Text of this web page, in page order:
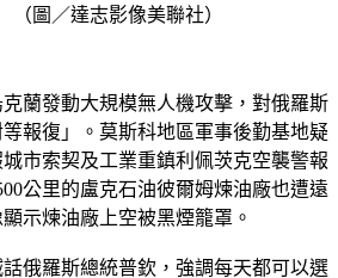
（圖／達志影像美聯社）
蘭發動大規模無人機攻擊，對俄羅斯
報復」。莫斯科地區軍事後勤基地疑
市索契及工業重鎮利佩茨克空襲警報
公里的盧克石油彼爾姆煉油廠也遭遠
示煉油廠上空被黑煙籠罩。
俄羅斯總統普欽，強調每天都可以選